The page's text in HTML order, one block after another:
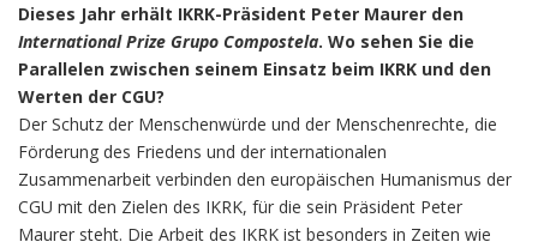
Dieses Jahr erhält IKRK-Präsident Peter Maurer den
International Prize Grupo Compostela. Wo sehen Sie die
Parallelen zwischen seinem Einsatz beim IKRK und den
Werten der CGU?
Der Schutz der Menschenwürde und der Menschenrechte, die
Förderung des Friedens und der internationalen
Zusammenarbeit verbinden den europäischen Humanismus der
CGU mit den Zielen des IKRK, für die sein Präsident Peter
Maurer steht. Die Arbeit des IKRK ist besonders in Zeiten wie